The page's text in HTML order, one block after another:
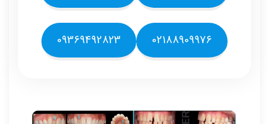
02188909976
09369492823